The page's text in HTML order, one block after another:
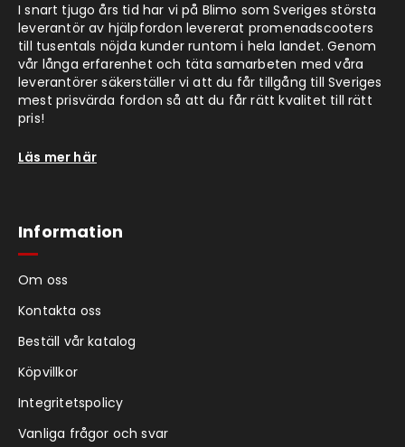
I snart tjugo års tid har vi på Blimo som Sveriges största
leverantör av hjälpfordon levererat promenadscooters
till tusentals nöjda kunder runtom i hela landet. Genom
vår långa erfarenhet och täta samarbeten med våra
leverantörer säkerställer vi att du får tillgång till Sveriges
mest prisvärda fordon så att du får rätt kvalitet till rätt
pris!
Läs mer här
Information
Om oss
Kontakta oss
Beställ vår katalog
Köpvillkor
Integritetspolicy
Vanliga frågor och svar